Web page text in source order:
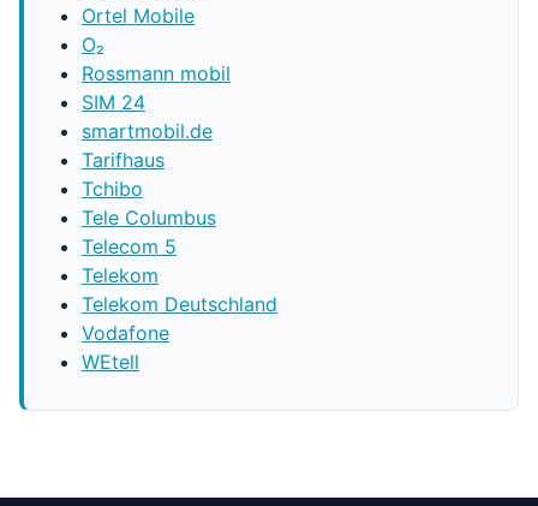
Ortel Mobile
O₂
Rossmann mobil
SIM 24
smartmobil.de
Tarifhaus
Tchibo
Tele Columbus
Telecom 5
Telekom
Telekom Deutschland
Vodafone
WEtell